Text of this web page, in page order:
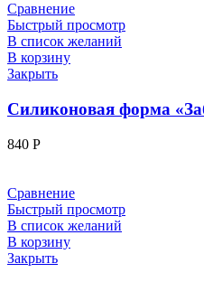
Сравнение
Быстрый просмотр
В список желаний
В корзину
Закрыть
Силиконовая форма
840 Р
Сравнение
Быстрый просмотр
В список желаний
В корзину
Закрыть